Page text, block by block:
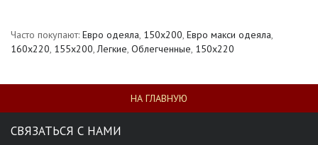
Часто покупают: Евро одеяла, 150х200, Евро макси одеяла,
160x220, 155х200,Легкие, Облегченные, 150x220
НА ГЛАВНУЮ
СВЯЗАТЬСЯ С НАМИ